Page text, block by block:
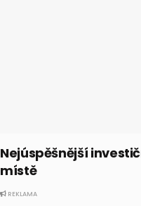
Nejúspěšnější
místě
REKLAMA